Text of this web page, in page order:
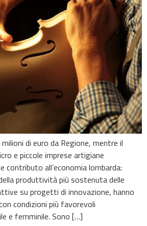
di euro da Regione, mentre il
e piccole imprese artigiane
contributo all’economia lombarda:
produttività più sostenuta delle
su progetti di innovazione, hanno
condizioni più favorevoli
e femminile. Sono […]